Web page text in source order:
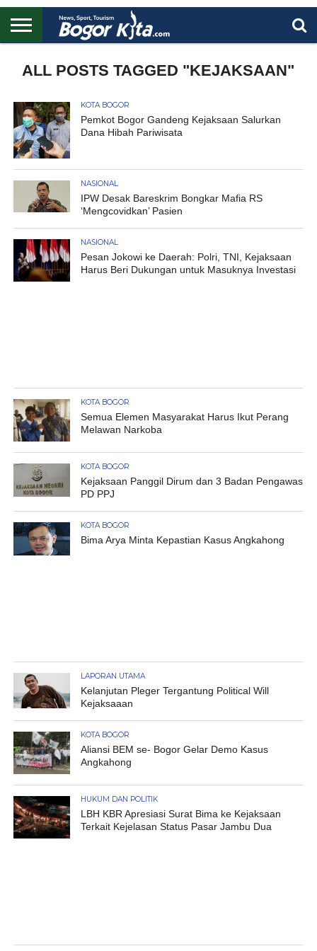
UTAMA
ALL POSTS TAGGED "KEJAKSAAN"
KOTA BOGOR
Pemkot Bogor Gandeng Kejaksaan Salurkan
Dana Hibah Pariwisata
NASIONAL
IPW Desak Bareskrim Bongkar Mafia RS
‘Mengcovidkan’ Pasien
NASIONAL
Pesan Jokowi ke Daerah: Polri, TNI, Kejaksaan
Harus Beri Dukungan untuk Masuknya Investasi
KOTA BOGOR
Semua Elemen Masyarakat Harus Ikut Perang
Melawan Narkoba
KOTA BOGOR
Kejaksaan Panggil Dirum dan 3 Badan Pengawas
PD PPJ
KOTA BOGOR
Bima Arya Minta Kepastian Kasus Angkahong
LAPORAN UTAMA
Kelanjutan Pleger Tergantung Political Will
Kejaksaaan
KOTA BOGOR
Aliansi BEM se- Bogor Gelar Demo Kasus
Angkahong
HUKUM DAN POLITIK
LBH KBR Apresiasi Surat Bima ke Kejaksaan
Terkait Kejelasan Status Pasar Jambu Dua